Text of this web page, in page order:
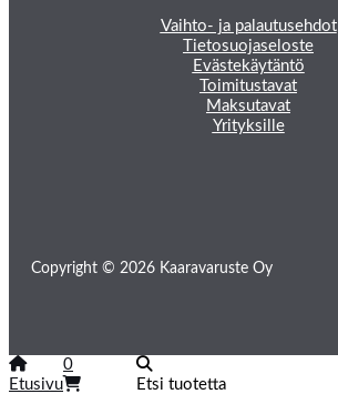
Vaihto- ja palautusehdot
Tietosuojaseloste
Evästekäytäntö
Toimitustavat
Maksutavat
Yrityksille
Copyright © 2026 Kaaravaruste Oy
Etusivu
0
Etsi tuotetta